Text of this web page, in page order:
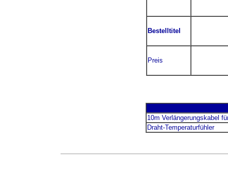
Bestelltitel
Preis
10m Verlängerungskabel
Draht-Temperaturfühler